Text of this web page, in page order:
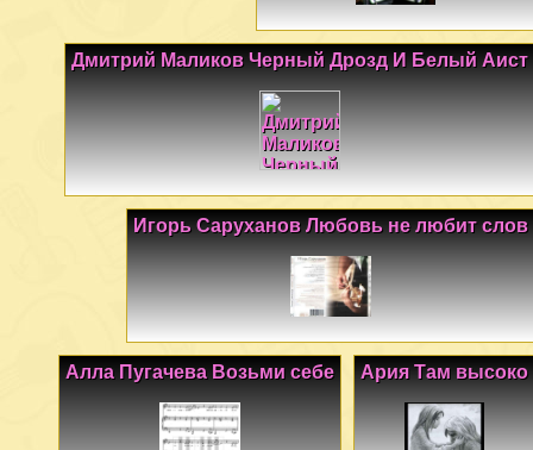
Дмитрий Маликов Черный Дрозд И Белый Аист
Игорь Саруханов Любовь не любит слов
Ария Там высоко
Алла Пугачева Возьми себе